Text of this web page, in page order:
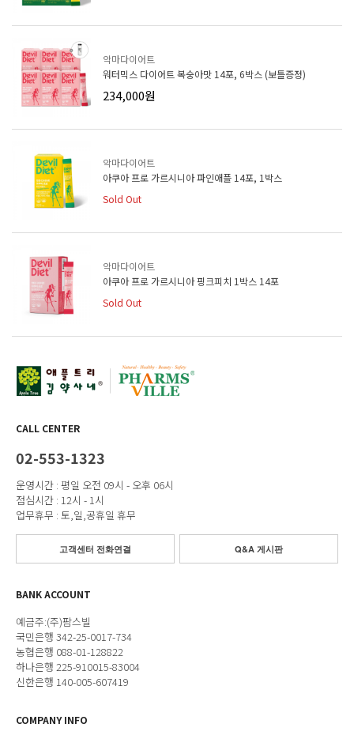
악마다이어트
워터믹스 다이어트 복숭아맛 14포, 6박스 (보틀증정)
234,000원
악마다이어트
아쿠아 프로 가르시니아 파인애플 14포, 1박스
Sold Out
악마다이어트
아쿠아 프로 가르시니아 핑크피치 1박스 14포
Sold Out
CALL CENTER
02-553-1323
운영시간 : 평일 오전 09시 - 오후 06시
점심시간 : 12시 - 1시
업무휴무 : 토,일,공휴일 휴무
고객센터 전화연결 Q&A 게시판
BANK ACCOUNT
예금주:(주)팜스빌
국민은행 342-25-0017-734
농협은행 088-01-128822
하나은행 225-910015-83004
신한은행 140-005-607419
COMPANY INFO